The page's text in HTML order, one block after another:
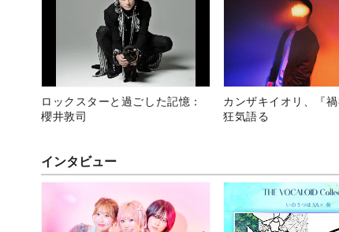
ロックスターと過ごした記憶：
櫻井敦司
カンザキイオリ、『
狂気語る
インタビュー